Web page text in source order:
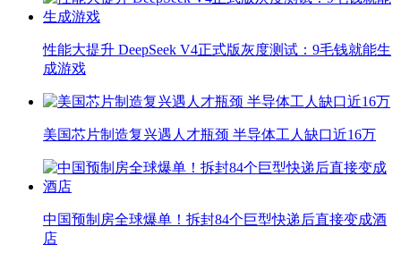
性能大提升 DeepSeek V4正式版灰度测试：9毛钱就能生
成游戏
美国芯片制造复兴遇人才瓶颈 半导体工人缺口近16万
中国预制房全球爆单！拆封84个巨型快递后直接变成酒
店